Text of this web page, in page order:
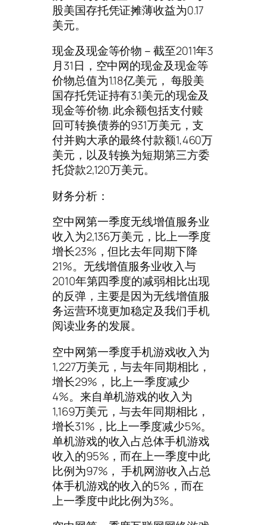
股美国存托凭证摊薄收益为0.17
美元。
现金及现金等价物－截至2011年3
月31日，空中网的现金及现金等
价物总值为1.18亿美元， 每股美
国存托凭证持有3.1美元的现金及
现金等价物. 此余额包括支付赎
回可转换债券的931万美元，支
付并购大承的最终付款额1,460万
美元，以及转换为短期第三方委
托贷款2,120万美元。
财务分析：
空中网第一季度无线增值服务业
收入为2,136万美元，比上一季度
增长23%，但比去年同期下降
21%。无线增值服务业收入与
2010年第四季度的减弱相比出现
的反弹，主要是因为无线增值服
务运营环境更加稳定及我们手机
阅读业务的发展。
空中网第一季度手机游戏收入为
1,227万美元，与去年同期相比，
增长29%， 比上一季度减少
4%。来自单机游戏的收入为
1,169万美元，与去年同期相比，
增长31%，比上一季度减少5%。
单机游戏的收入占总体手机游戏
收入的95%，而在上一季度中此
比例为97%， 手机网游收入占总
体手机游戏的收入的5%，而在
上一季度中此比例为3%。